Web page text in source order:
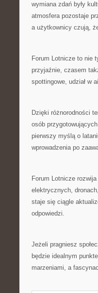
wymiana zdań były
atmosfera pozostaje
a użytkownicy czują,
Forum Lotnicze to nie
przyjaźnie, czasem
spottingowe, udział w
Dzięki różnorodności
osób
pierwszy myślą o
wprowadzenia po
Forum Lotnicze
elektrycznych,
staje się ciągle
odpowiedzi.
Jeżeli pragniesz
będzie idealnym
marzeniami, a